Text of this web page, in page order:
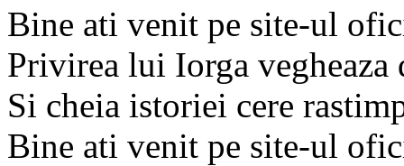
Bine ati venit pe site-ul
Privirea lui Iorga
Si cheia istoriei cere
Bine ati venit pe site-ul